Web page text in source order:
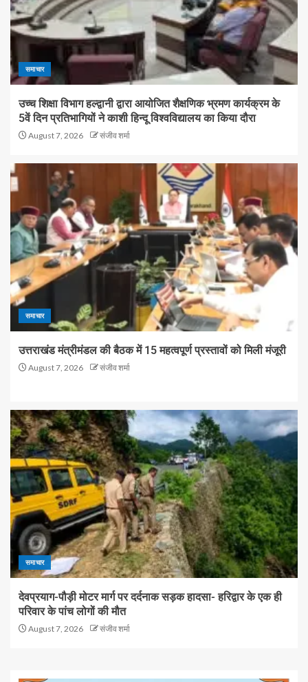
समाचार
उच्च शिक्षा विभाग हल्द्वानी द्वारा आयोजित शैक्षणिक भ्रमण कार्यक्रम के
5वें दिन प्रतिभागियों ने काशी हिन्दू विश्वविद्यालय का किया दौरा
August 7, 2026 संजीव शर्मा
समाचार
उत्तराखंड मंत्रीमंडल की बैठक में 15 महत्वपूर्ण प्रस्तावों को मिली मंजूरी
August 7, 2026 संजीव शर्मा
समाचार
देवप्रयाग-पौड़ी मोटर मार्ग पर दर्दनाक सड़क हादसा- हरिद्वार के एक ही
परिवार के पांच लोगों की मौत
August 7, 2026 संजीव शर्मा